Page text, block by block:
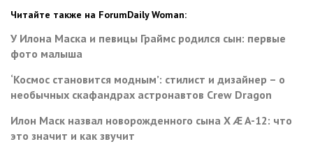
Читайте также на ForumDaily Woman:
У Илона Маска и певицы Граймс родился сын: первые
фото малыша
‘Космос становится модным’: стилист и дизайнер – о
необычных скафандрах астронавтов Crew Dragon
Илон Маск назвал новорожденного сына X Æ A-12: что
это значит и как звучит